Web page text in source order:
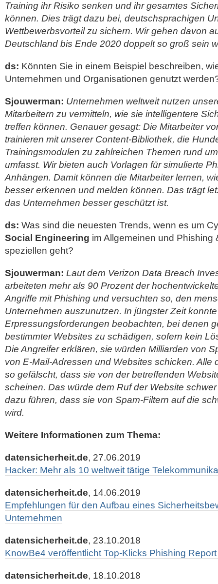
Training ihr Risiko senken und ihr gesamtes
können. Dies trägt dazu bei, deutschsprachigen
Wettbewerbsvorteil zu sichern. Wir gehen davon
Deutschland bis Ende 2020 doppelt so groß sein
ds: Könnten Sie in einem Beispiel beschreiben,
Unternehmen und Organisationen genutzt
Sjouwerman: Unternehmen weltweit nutzen
Mitarbeitern zu vermitteln, wie sie intelligentere
treffen können. Genauer gesagt: Die Mitarbeiter
trainieren mit unserer Content-Bibliothek, die
Trainingsmodulen zu zahlreichen Themen rund
umfasst. Wir bieten auch Vorlagen für simulierte
Anhängen. Damit können die Mitarbeiter lernen,
besser erkennen und melden können. Das trägt
das Unternehmen besser geschützt ist.
ds: Was sind die neuesten Trends, wenn es um
Social Engineering im Allgemeinen und Phishing
speziellen geht?
Sjouwerman: Laut dem Verizon Data Breach
arbeiteten mehr als 90 Prozent der
Angriffe mit Phishing und versuchten so, den
Unternehmen auszunutzen. In jüngster Zeit
Erpressungsforderungen beobachten, bei denen
bestimmter Websites zu schädigen, sofern kein
Die Angreifer erklären, sie würden Milliarden von
von E-Mail-Adressen und Websites schicken. Alle
so gefälscht, dass sie von der betreffenden
scheinen. Das würde dem Ruf der Website
dazu führen, dass sie von Spam-Filtern auf die
wird.
Weitere Informationen zum Thema:
datensicherheit.de, 27.06.2019
Hacker: Mehr als 10 weltweit tätige
datensicherheit.de, 14.06.2019
Empfehlungen für den Aufbau eines
Unternehmen
datensicherheit.de, 23.10.2018
KnowBe4 veröffentlicht Top-Klicks Phishing
datensicherheit.de, 18.10.2018